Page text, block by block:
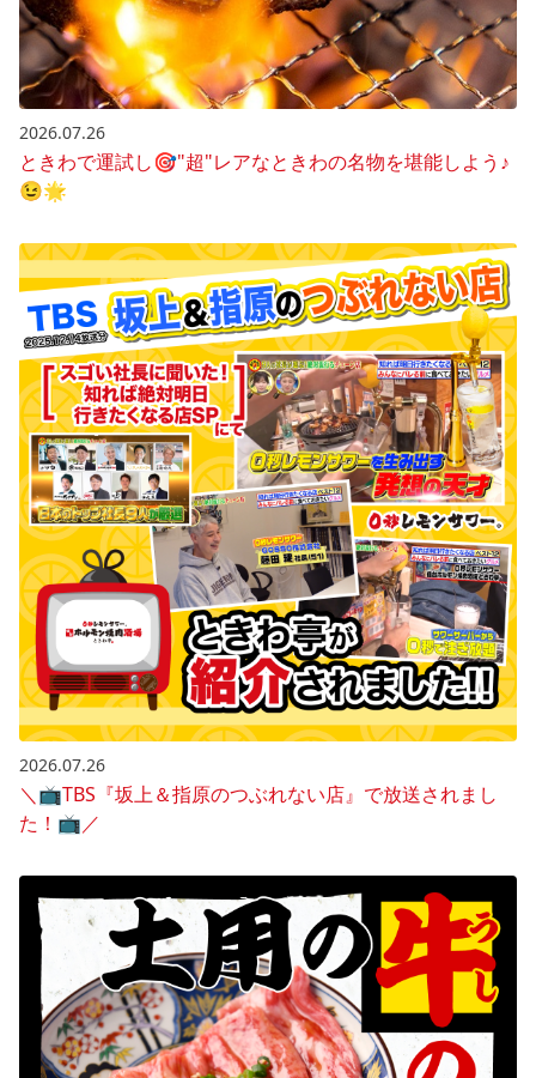
2026.07.26
ときわで運試し🎯"超"レアなときわの名物を堪能しよう♪
😉🌟
2026.07.26
＼📺️TBS『坂上＆指原のつぶれない店』で放送されまし
た！📺️／